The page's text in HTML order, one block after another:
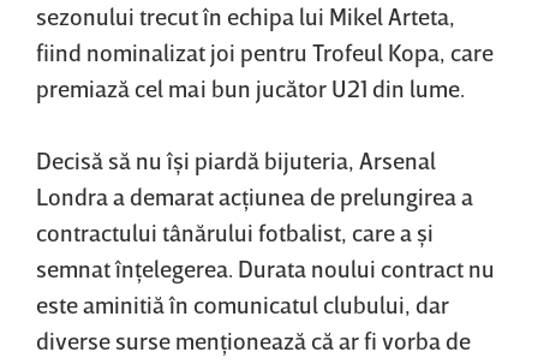
sezonului trecut în echipa lui Mikel Arteta,
fiind nominalizat joi pentru Trofeul Kopa, care
premiază cel mai bun jucător U21 din lume.
Decisă să nu îşi piardă bijuteria, Arsenal
Londra a demarat acţiunea de prelungirea a
contractului tânărului fotbalist, care a şi
semnat înţelegerea. Durata noului contract nu
este aminitiă în comunicatul clubului, dar
diverse surse menţionează că ar fi vorba de